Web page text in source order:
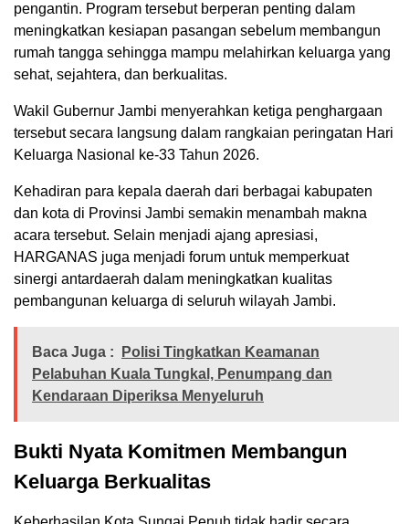
pengantin. Program tersebut berperan penting dalam
meningkatkan kesiapan pasangan sebelum membangun
rumah tangga sehingga mampu melahirkan keluarga yang
sehat, sejahtera, dan berkualitas.
Wakil Gubernur Jambi menyerahkan ketiga penghargaan
tersebut secara langsung dalam rangkaian peringatan Hari
Keluarga Nasional ke-33 Tahun 2026.
Kehadiran para kepala daerah dari berbagai kabupaten
dan kota di Provinsi Jambi semakin menambah makna
acara tersebut. Selain menjadi ajang apresiasi,
HARGANAS juga menjadi forum untuk memperkuat
sinergi antardaerah dalam meningkatkan kualitas
pembangunan keluarga di seluruh wilayah Jambi.
Baca Juga :
Polisi Tingkatkan Keamanan
Pelabuhan Kuala Tungkal, Penumpang dan
Kendaraan Diperiksa Menyeluruh
Bukti Nyata Komitmen Membangun
Keluarga Berkualitas